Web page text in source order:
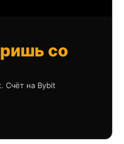
со
Счёт на Bybit